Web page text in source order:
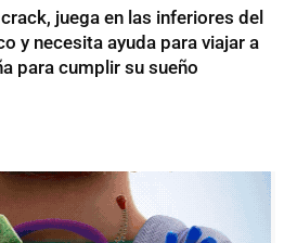
juega en las inferiores del
y necesita ayuda para viajar a
para cumplir su sueño